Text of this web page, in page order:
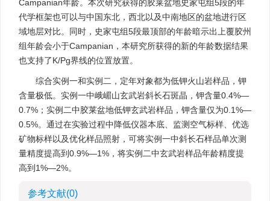
Campanian年龄。本次研究获得的胶莱盆地史家屯组5段的年
代学框架也可以与中国东北，西北以及中南地区的盆地进行区
域地层对比。同时，史家屯组5段最顶部的年龄暗示出上覆胶州
组年龄会小于Campanian，本研究所获得的新的年龄数据结果
也支持了K/Pg界线的位置放置。
综合实例一和实例二，定年对象都为低钾火山岩样品，钾
含量极低。实例一中峨嵋山玄武岩斜长石斑晶，钾含量0.4%—
0.7%；实例二中胶莱盆地低钾玄武岩样品，钾含量仅为0.1%—
0.5%。通过在实验过程中降低仪器本底、监测空气标样、优选
矿物标样以及优化样品照射，可将实例一中斜长石样品单次测
量精度提高到0.9%—1%，将实例二中玄武岩样品年龄精度提
高到1%—2%。
参考文献(0)